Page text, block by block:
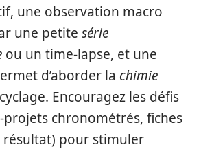
une observation macro
une petite série
ou un time-lapse, et une
d’aborder la chimie
Encouragez les défis
chronométrés, fiches
résultat) pour stimuler